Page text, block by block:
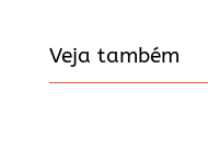
Veja também